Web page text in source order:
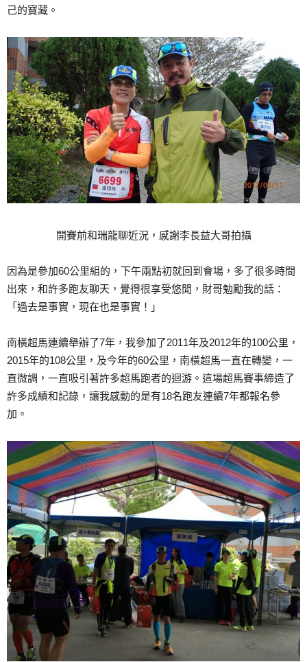
己的寶藏。
開賽前和瑞龍聊近況，感謝李長益大哥拍攝
因為是參加60公里組的，下午兩點初就回到會場，多了很多時間
出來，和許多跑友聊天，覺得很享受悠閒，財哥勉勵我的話：
「過去是事實，現在也是事實！」
南橫超馬連續舉辦了7年，我參加了2011年及2012年的100公里，
2015年的108公里，及今年的60公里，南橫超馬一直在轉變，一
直微調，一直吸引著許多超馬跑者的迴游。這場超馬賽事締造了
許多成績和記錄，讓我感動的是有18名跑友連續7年都報名參
加。